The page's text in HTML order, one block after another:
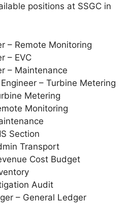
positions at SSGC in
– Remote Monitoring
– EVC
– Maintenance
– Turbine Metering
Metering
Monitoring
Section
Transport
Cost Budget
Audit
– General Ledger